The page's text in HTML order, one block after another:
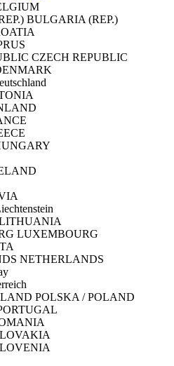
BULGARIA (REP.)
CZECH REPUBLIC
LUXEMBOURG
NETHERLANDS
POLSKA / POLAND